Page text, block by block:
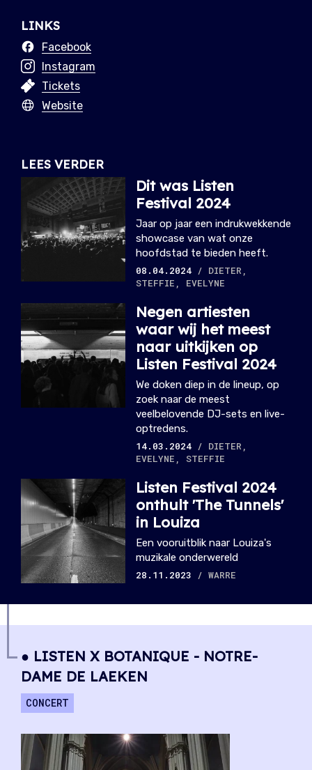
LINKS
Facebook
Instagram
Tickets
Website
LEES VERDER
Dit was Listen
Festival 2024
Jaar op jaar een indrukwekkende
showcase van wat onze
hoofdstad te bieden heeft.
08.04.2024 / DIETER,
STEFFIE, EVELYNE
Negen artiesten
waar wij het meest
naar uitkijken op
Listen Festival 2024
We doken diep in de lineup, op
zoek naar de meest
veelbelovende DJ-sets en live-
optredens.
14.03.2024 / DIETER,
EVELYNE, STEFFIE
Listen Festival 2024
onthult 'The Tunnels'
in Louiza
Een vooruitblik naar Louiza's
muzikale onderwereld
28.11.2023
/ WARRE
● LISTEN X BOTANIQUE - NOTRE-
DAME DE LAEKEN
CONCERT